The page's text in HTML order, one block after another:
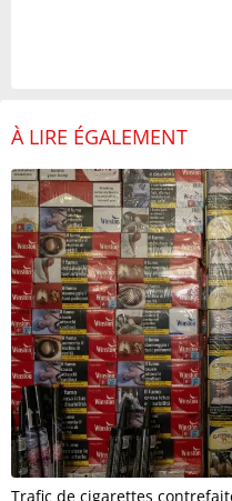
À LIRE ÉGALEMENT
Trafic de cigarettes